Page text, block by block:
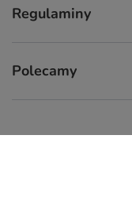
Regulaminy
Polecamy